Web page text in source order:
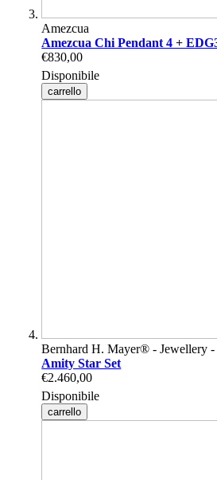
Amezcua
Amezcua Chi Pendant 4 +
€830,00
Disponibile
carrello
Bernhard H. Mayer® - Jewellery -
Amity Star Set
€2.460,00
Disponibile
carrello